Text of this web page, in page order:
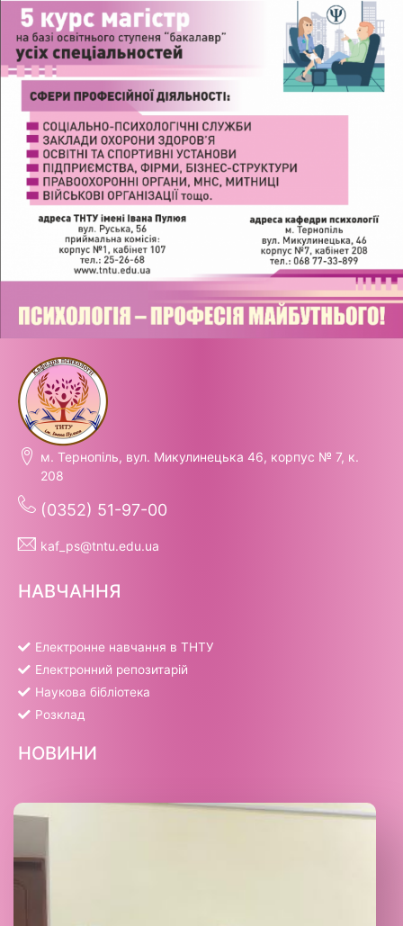
м. Тернопіль, вул. Микулинецька 46, корпус № 7, к.
208
(0352) 51-97-00
kaf_ps@tntu.edu.ua
НАВЧАННЯ
Електронне навчання в ТНТУ
Електронний репозитарій
Наукова бібліотека
Розклад
НОВИНИ